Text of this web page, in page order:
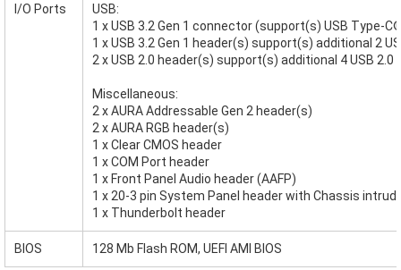
I/O Ports
USB:
1 x USB 3.2 Gen 1 connector (support(s) USB Type-
1 x USB 3.2 Gen 1 header(s) support(s) additional 2
2 x USB 2.0 header(s) support(s) additional 4 USB 2.0
Miscellaneous:
2 x AURA Addressable Gen 2 header(s)
2 x AURA RGB header(s)
1 x Clear CMOS header
1 x COM Port header
1 x Front Panel Audio header (AAFP)
1 x 20-3 pin System Panel header with Chassis
1 x Thunderbolt header
BIOS 128 Mb Flash ROM, UEFI AMI BIOS